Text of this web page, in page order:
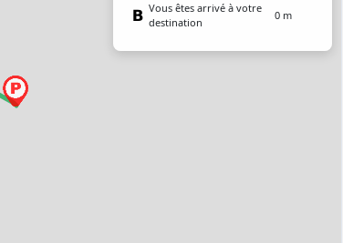
Vous êtes arrivé à votre
destination
0 m